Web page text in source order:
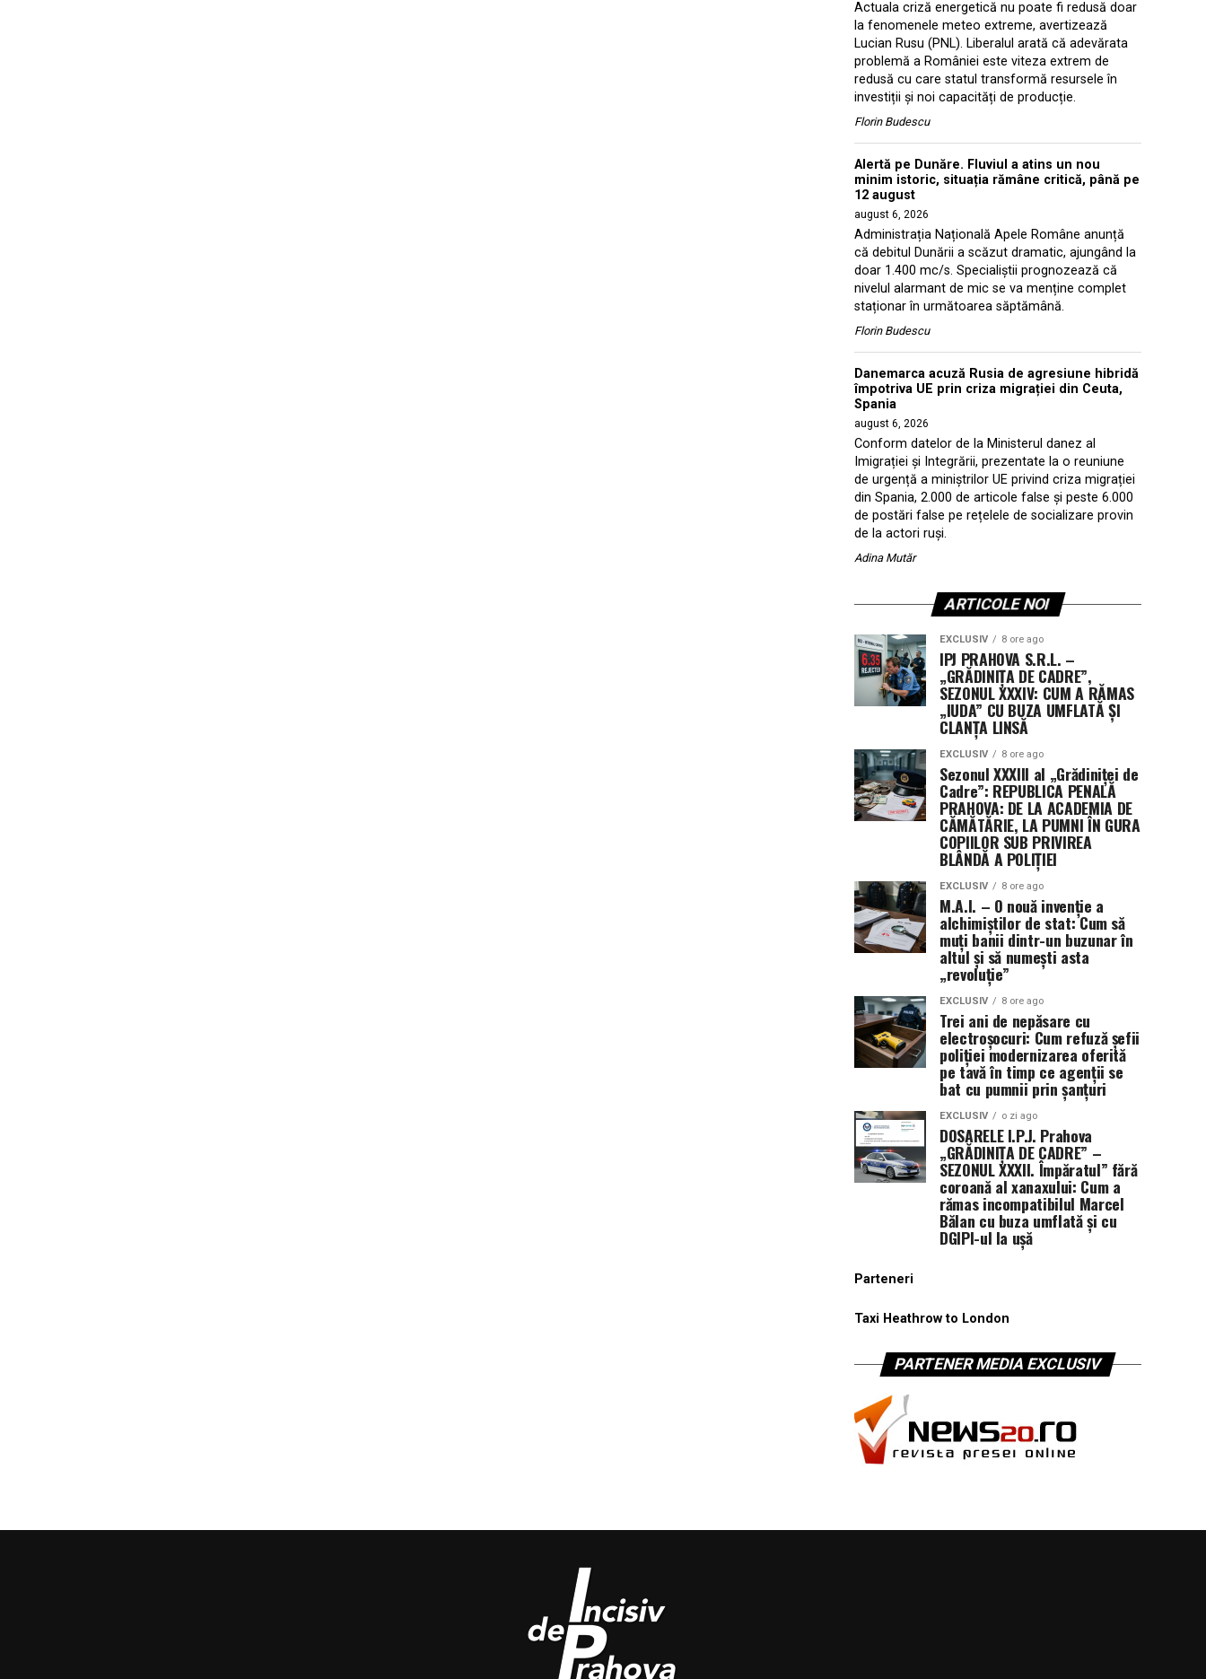
Actuala criză energetică nu poate fi redusă doar
la fenomenele meteo extreme, avertizează
Lucian Rusu (PNL). Liberalul arată că adevărata
problemă a României este viteza extrem de
redusă cu care statul transformă resursele în
investiții și noi capacități de producție.
Florin Budescu
Alertă pe Dunăre. Fluviul a atins un nou
minim istoric, situația rămâne critică, până pe
12 august
august 6, 2026
Administrația Națională Apele Române anunță
că debitul Dunării a scăzut dramatic, ajungând la
doar 1.400 mc/s. Specialiștii prognozează că
nivelul alarmant de mic se va menține complet
staționar în următoarea săptămână.
Florin Budescu
Danemarca acuză Rusia de agresiune hibridă
împotriva UE prin criza migrației din Ceuta,
Spania
august 6, 2026
Conform datelor de la Ministerul danez al
Imigrației și Integrării, prezentate la o reuniune
de urgență a miniștrilor UE privind criza migrației
din Spania, 2.000 de articole false și peste 6.000
de postări false pe rețelele de socializare provin
de la actori ruși.
Adina Mutăr
ARTICOLE NOI
EXCLUSIV 8 ore ago
IPJ PRAHOVA S.R.L. –
„GRĂDINIȚA DE CADRE”,
SEZONUL XXXIV: CUM A RĂMAS
„IUDA” CU BUZA UMFLATĂ ȘI
CLANȚA LINSĂ
EXCLUSIV 8 ore ago
Sezonul XXXIII al „Grădiniței de
Cadre”: REPUBLICA PENALĂ
PRAHOVA: DE LA ACADEMIA DE
CĂMĂTĂRIE, LA PUMNI ÎN GURA
COPIILOR SUB PRIVIREA
BLÂNDĂ A POLIȚIEI
EXCLUSIV 8 ore ago
M.A.I. – O nouă invenție a
alchimiștilor de stat: Cum să
muți banii dintr-un buzunar în
altul și să numești asta
„revoluție”
EXCLUSIV 8 ore ago
Trei ani de nepăsare cu
electroșocuri: Cum refuză șefii
poliției modernizarea oferită
pe tavă în timp ce agenții se
bat cu pumnii prin șanțuri
EXCLUSIV o zi ago
DOSARELE I.P.J. Prahova
„GRĂDINIȚA DE CADRE” –
SEZONUL XXXII. Împăratul” fără
coroană al xanaxului: Cum a
rămas incompatibilul Marcel
Bălan cu buza umflată și cu
DGIPI-ul la ușă
Parteneri
Taxi Heathrow to London
PARTENER MEDIA EXCLUSIV